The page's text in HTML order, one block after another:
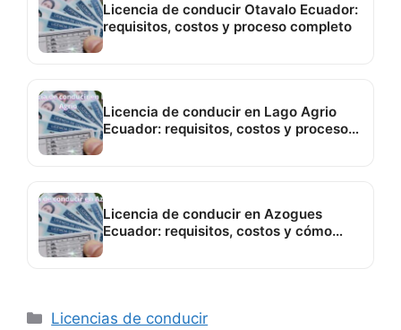
Licencia de conducir Otavalo Ecuador:
requisitos, costos y proceso completo
Licencia de conducir en Lago Agrio
Ecuador: requisitos, costos y proceso
Licencia de conducir en Azogues
Ecuador: requisitos, costos y cómo
Categorías
Licencias de conducir